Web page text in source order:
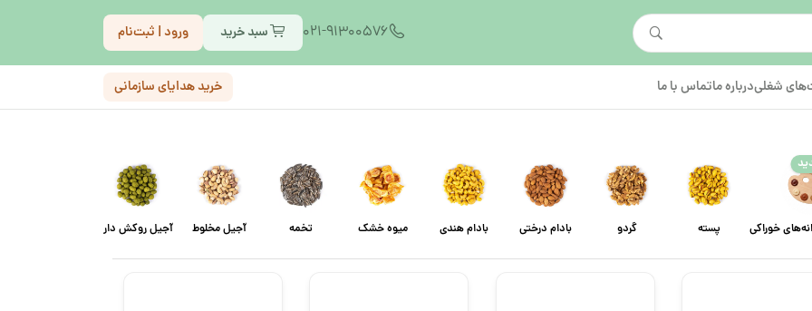
021-91300576 سبد خرید ورود | ثبت‌نام
شغلیدرباره ماتماس با ما خرید هدایای سازمانی
خوراکی پسته گردو بادام درختی بادام هندی میوه خشک تخمه آجیل مخلوط آجیل روکش دار